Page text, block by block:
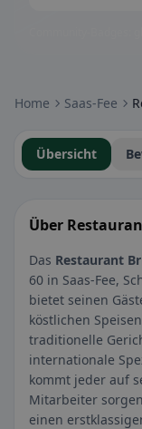
Home Saas-Fee
Übersicht
Über
Das Restaurant
60 in Saas-Fee,
bietet seinen
köstlichen
traditionelle
internationale
kommt jeder auf
Mitarbeiter
einen